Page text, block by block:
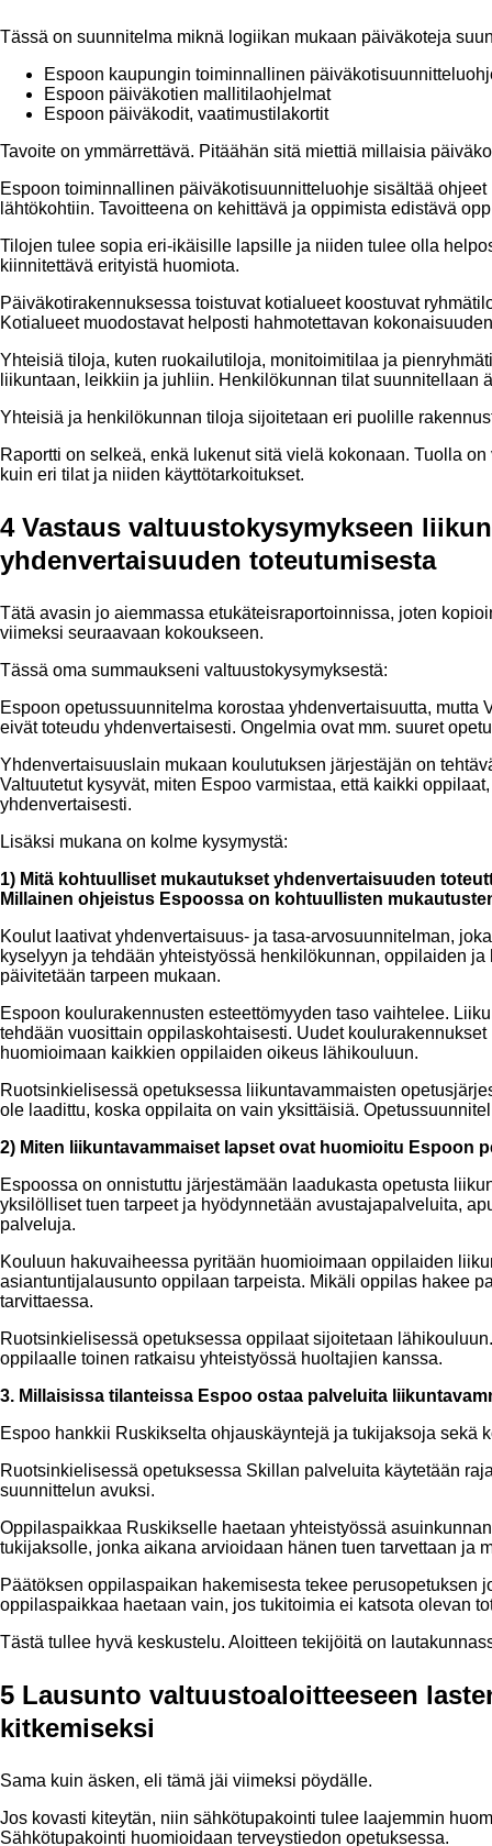
Tässä on suunnitelma miknä logiikan mukaan päiväkoteja
Espoon kaupungin toiminnallinen
Espoon päiväkotien mallitilaohjelmat
Espoon päiväkodit, vaatimustilakortit
Tavoite on ymmärrettävä. Pitäähän sitä miettiä millaisia
Espoon toiminnallinen päiväkotisuunnitteluohje sisältää
lähtökohtiin. Tavoitteena on kehittävä ja oppimista edistävä
Tilojen tulee sopia eri-ikäisille lapsille ja niiden tulee olla
kiinnitettävä erityistä huomiota.
Päiväkotirakennuksessa toistuvat kotialueet koostuvat
Kotialueet muodostavat helposti hahmotettavan
Yhteisiä tiloja, kuten ruokailutiloja, monitoimitilaa ja
liikuntaan, leikkiin ja juhliin. Henkilökunnan tilat suunnitellaan
Yhteisiä ja henkilökunnan tiloja sijoitetaan eri puolille
Raportti on selkeä, enkä lukenut sitä vielä kokonaan. Tuolla
kuin eri tilat ja niiden käyttötarkoitukset.
4 Vastaus valtuustokysymykseen
yhdenvertaisuuden toteutumisesta
Tätä avasin jo aiemmassa etukäteisraportoinnissa, joten
viimeksi seuraavaan kokoukseen.
Tässä oma summaukseni valtuustokysymyksestä:
Espoon opetussuunnitelma korostaa yhdenvertaisuutta,
eivät toteudu yhdenvertaisesti. Ongelmia ovat mm. suuret
Yhdenvertaisuuslain mukaan koulutuksen järjestäjän on
Valtuutetut kysyvät, miten Espoo varmistaa, että kaikki
yhdenvertaisesti.
Lisäksi mukana on kolme kysymystä:
1) Mitä kohtuulliset mukautukset yhdenvertaisuuden
Millainen ohjeistus Espoossa on kohtuullisten
Koulut laativat yhdenvertaisuus- ja tasa-arvosuunnitelman,
kyselyyn ja tehdään yhteistyössä henkilökunnan, oppilaiden
päivitetään tarpeen mukaan.
Espoon koulurakennusten esteettömyyden taso vaihtelee.
tehdään vuosittain oppilaskohtaisesti. Uudet
huomioimaan kaikkien oppilaiden oikeus lähikouluun.
Ruotsinkielisessä opetuksessa liikuntavammaisten
ole laadittu, koska oppilaita on vain yksittäisiä.
2) Miten liikuntavammaiset lapset ovat huomioitu Espoon
Espoossa on onnistuttu järjestämään laadukasta opetusta
yksilölliset tuen tarpeet ja hyödynnetään avustajapalveluita,
palveluja.
Kouluun hakuvaiheessa pyritään huomioimaan oppilaiden
asiantuntijalausunto oppilaan tarpeista. Mikäli oppilas hakee
tarvittaessa.
Ruotsinkielisessä opetuksessa oppilaat sijoitetaan
oppilaalle toinen ratkaisu yhteistyössä huoltajien kanssa.
3. Millaisissa tilanteissa Espoo ostaa palveluita
Espoo hankkii Ruskikselta ohjauskäyntejä ja tukijaksoja sekä
Ruotsinkielisessä opetuksessa Skillan palveluita käytetään
suunnittelun avuksi.
Oppilaspaikkaa Ruskikselle haetaan yhteistyössä
tukijaksolle, jonka aikana arvioidaan hänen tuen tarvettaan ja
Päätöksen oppilaspaikan hakemisesta tekee
oppilaspaikkaa haetaan vain, jos tukitoimia ei katsota olevan
Tästä tullee hyvä keskustelu. Aloitteen tekijöitä on
5 Lausunto valtuustoaloitteeseen
kitkemiseksi
Sama kuin äsken, eli tämä jäi viimeksi pöydälle.
Jos kovasti kiteytän, niin sähkötupakointi tulee laajemmin
Sähkötupakointi huomioidaan terveystiedon opetuksessa.